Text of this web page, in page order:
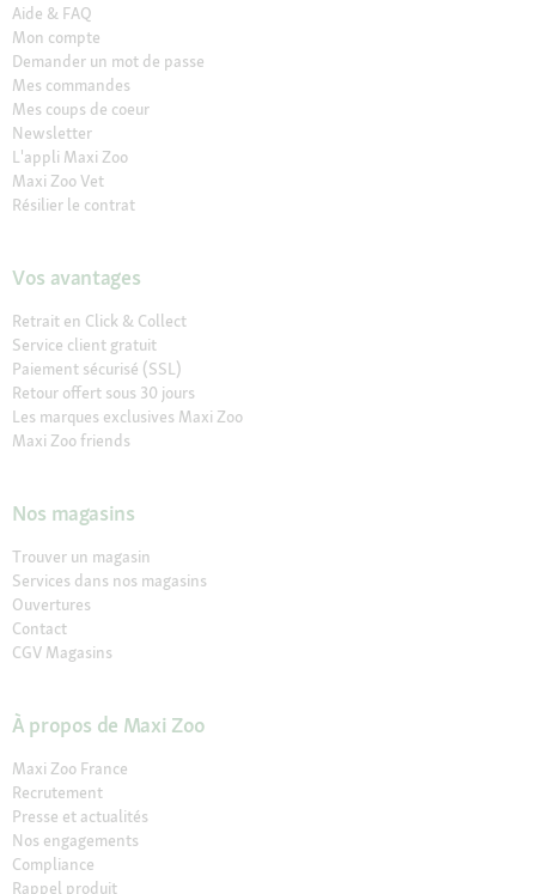
Aide & FAQ
Mon compte
Demander un mot de passe
Mes commandes
Mes coups de coeur
Newsletter
L'appli Maxi Zoo
Maxi Zoo Vet
Résilier le contrat
Vos avantages
Retrait en Click & Collect
Service client gratuit
Paiement sécurisé (SSL)
Retour offert sous 30 jours
Les marques exclusives Maxi Zoo
Maxi Zoo friends
Nos magasins
Trouver un magasin
Services dans nos magasins
Ouvertures
Contact
CGV Magasins
À propos de Maxi Zoo
Maxi Zoo France
Recrutement
Presse et actualités
Nos engagements
Compliance
Rappel produit